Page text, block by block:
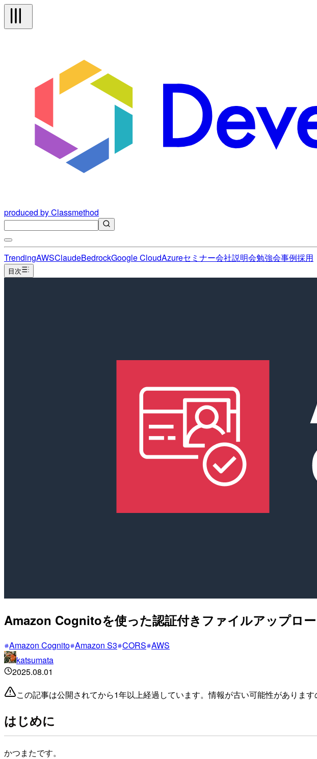
produced by Classmethod
TrendingAWSClaudeBedrockGoogle CloudAzureセミナー会社説明会勉強会事例採用
目次
Amazon Cognitoを使った認証付きファイルアップロ
Amazon Cognito Amazon S3 CORS AWS
katsumata
2025.08.01
この記事は公開されてから1年以上経過しています。情報が古い可能性があります
はじめに
かつまたです。